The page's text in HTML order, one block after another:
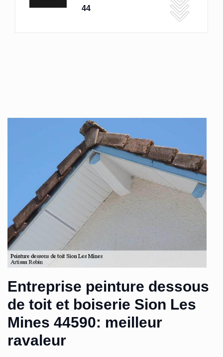
44
Entreprise peinture dessous
de toit et boiserie Sion Les
Mines 44590: meilleur
ravaleur